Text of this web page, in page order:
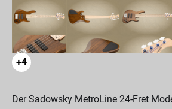
+4
Der Sadowsky MetroLine 24-Fret